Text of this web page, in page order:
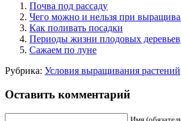
Почва под рассаду
Чего можно и нельзя при
Как поливать посадки
Периоды жизни плодовых деревьев
Сажаем по луне
Рубрика: Условия выращивания растений
Оставить комментарий